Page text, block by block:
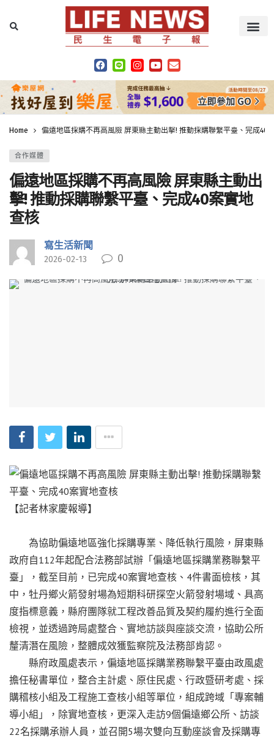
Home 偏遠地區採購不再高風險 屏東縣主動出擊! 推動採購聯繫平臺、完成40
合作媒體
偏遠地區採購不再高風險 屏東縣主動出
擊! 推動採購聯繫平臺、完成40案實地
查核
寫生活新聞
2026-02-13 0
【記者林家慶報導】
為協助偏遠地區強化採購專業、降低執行風險，屏東縣
政府自112年起配合法務部試辦「偏遠地區採購業務聯繫平
臺」，截至目前，已完成40案實地查核、4件書面檢核，其
中，牡丹鄉火箭發射場為短期科研探空火箭發射場域、具高
度指標意義，縣府團隊就工程改善品質及契約履約進行全面
檢視，並透過跨局處整合、實地訪談與座談交流，協助公所
釐清潛在風險，整體成效獲監察院及法務部肯認。
縣府政風處表示，偏遠地區採購業務聯繫平臺由政風處
擔任秘書單位，整合主計處、原住民處、行政暨研考處、採
購稽核小組及工程施工查核小組等單位，組成跨域「專案輔
導小組」，除實地查核，更深入走訪9個偏遠鄉公所、訪談
22名採購承辦人員，並召開5場次雙向互動座談會及採購專